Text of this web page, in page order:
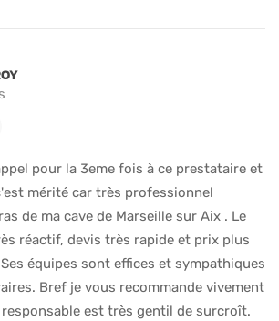
pour la 3eme fois à ce prestataire et
mérité car très professionnel
de ma cave de Marseille sur Aix . Le
réactif, devis très rapide et prix plus
équipes sont effices et sympathiques
Bref je vous recommande vivement
est très gentil de surcroît.